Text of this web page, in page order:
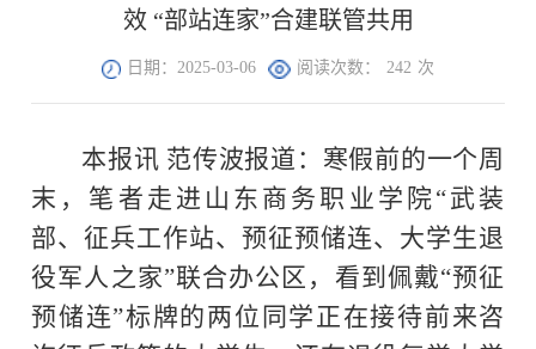
效 “部站连家”合建联管共用
日期：2025-03-06 阅读次数： 242 次
本报讯 范传波报道：寒假前的一个周
末，笔者走进山东商务职业学院“武装
部、征兵工作站、预征预储连、大学生退
役军人之家”联合办公区，看到佩戴“预征
预储连”标牌的两位同学正在接待前来咨